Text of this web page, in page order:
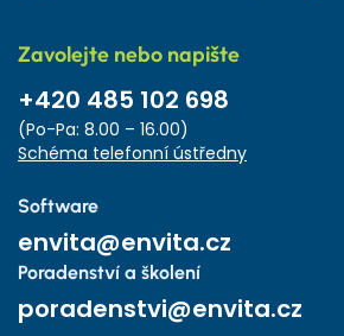
Zavolejte nebo napište
+420 485 102 698
(Po-Pa: 8.00 – 16.00)
Schéma telefonní ústředny
Software
envita@envita.cz
Poradenství a školení
poradenstvi@envita.cz